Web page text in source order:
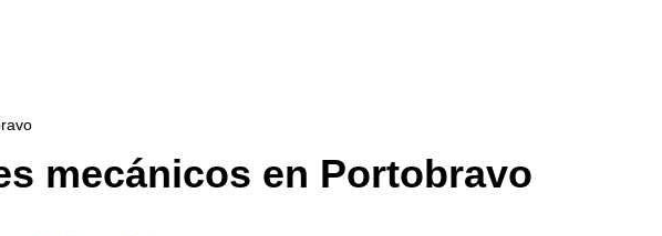
mecánicos en Portobravo